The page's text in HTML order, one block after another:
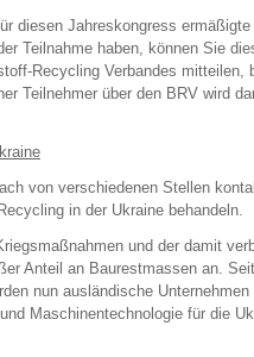
diesen Jahreskongress ermäßigte
Teilnahme haben, können Sie
Recycling Verbandes mitteilen,
Teilnehmer über den BRV wird
von verschiedenen Stellen
in der Ukraine behandeln.
und der damit
Anteil an Baurestmassen an.
nun ausländische
Maschinentechnologie für die